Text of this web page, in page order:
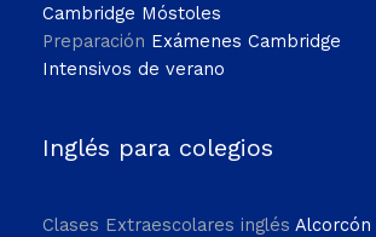
Cambridge Móstoles
Preparación Exámenes Cambridge
Intensivos de verano
Inglés para colegios
Clases Extraescolares inglés Alcorcón